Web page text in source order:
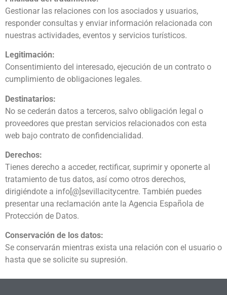
Gestionar las relaciones con los asociados y usuarios,
responder consultas y enviar información relacionada con
nuestras actividades, eventos y servicios turísticos.
Legitimación:
Consentimiento del interesado, ejecución de un contrato o
cumplimiento de obligaciones legales.
Destinatarios:
No se cederán datos a terceros, salvo obligación legal o
proveedores que prestan servicios relacionados con esta
web bajo contrato de confidencialidad.
Derechos:
Tienes derecho a acceder, rectificar, suprimir y oponerte al
tratamiento de tus datos, así como otros derechos,
dirigiéndote a info[@]sevillacitycentre. También puedes
presentar una reclamación ante la Agencia Española de
Protección de Datos.
Conservación de los datos:
Se conservarán mientras exista una relación con el usuario o
hasta que se solicite su supresión.